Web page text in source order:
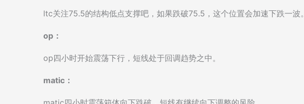
ltc关注75.5的结构低点支撑吧，如果跌破75.5，这个位置会加速下跌一波。
op：
op四小时开始震荡下行，短线处于回调趋势之中。
matic：